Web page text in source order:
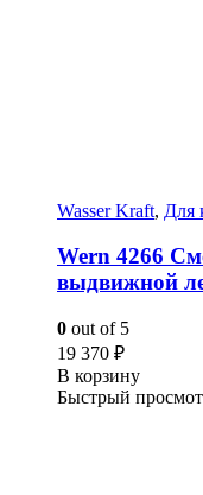
Wasser Kraft, Для
Wern 4266
выдвижной
0 out of 5
19 370 ₽
В корзину
Быстрый